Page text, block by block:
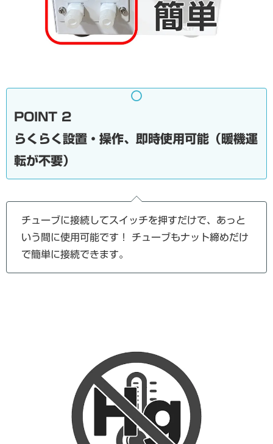
POINT 2
らくらく設置・操作、即時使用可能（暖機運
転が不要）
チューブに接続してスイッチを押すだけで、あっと
いう間に使用可能です！ チューブもナット締めだけ
で簡単に接続できます。